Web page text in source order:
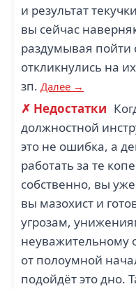
и результат
вы сейчас
раздумывая пойти
откликнулись на
зп. Далее →
✗ Недостатки
должностной
это не ошибка, а
работать за те
собственно, вы
вы мазохист и
угрозам,
неуважительному
от полоумной
подойдёт это дно.